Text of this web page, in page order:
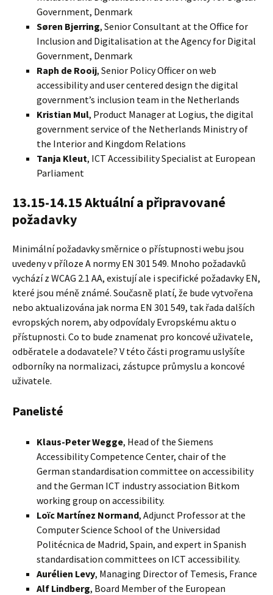
Government, Denmark
Søren Bjerring, Senior Consultant at the Office for
Inclusion and Digitalisation at the Agency for Digital
Government, Denmark
Raph de Rooij, Senior Policy Officer on web
accessibility and user centered design the digital
government’s inclusion team in the Netherlands
Kristian Mul, Product Manager at Logius, the digital
government service of the Netherlands Ministry of
the Interior and Kingdom Relations
Tanja Kleut, ICT Accessibility Specialist at European
Parliament
13.15-14.15 Aktuální a připravované
požadavky
Minimální požadavky směrnice o přístupnosti webu jsou
uvedeny v příloze A normy EN 301 549. Mnoho požadavků
vychází z WCAG 2.1 AA, existují ale i specifické požadavky EN,
které jsou méně známé. Současně platí, že bude vytvořena
nebo aktualizována jak norma EN 301 549, tak řada dalších
evropských norem, aby odpovídaly Evropskému aktu o
přístupnosti. Co to bude znamenat pro koncové uživatele,
odběratele a dodavatele? V této části programu uslyšíte
odborníky na normalizaci, zástupce průmyslu a koncové
uživatele.
Panelisté
Klaus-Peter Wegge, Head of the Siemens
Accessibility Competence Center, chair of the
German standardisation committee on accessibility
and the German ICT industry association Bitkom
working group on accessibility.
Loïc Martínez Normand, Adjunct Professor at the
Computer Science School of the Universidad
Politécnica de Madrid, Spain, and expert in Spanish
standardisation committees on ICT accessibility.
Aurélien Levy, Managing Director of Temesis, France
Alf Lindberg, Board Member of the European